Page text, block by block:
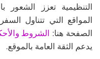
التنظيمية تعزز
المواقع التي تتناول
الصفحة هنا: الشروط
يدعم الثقة العامة بالموقع.